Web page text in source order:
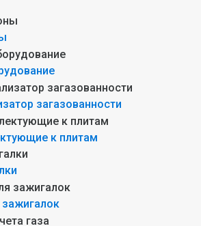
загазованности
к плитам
зажигалок